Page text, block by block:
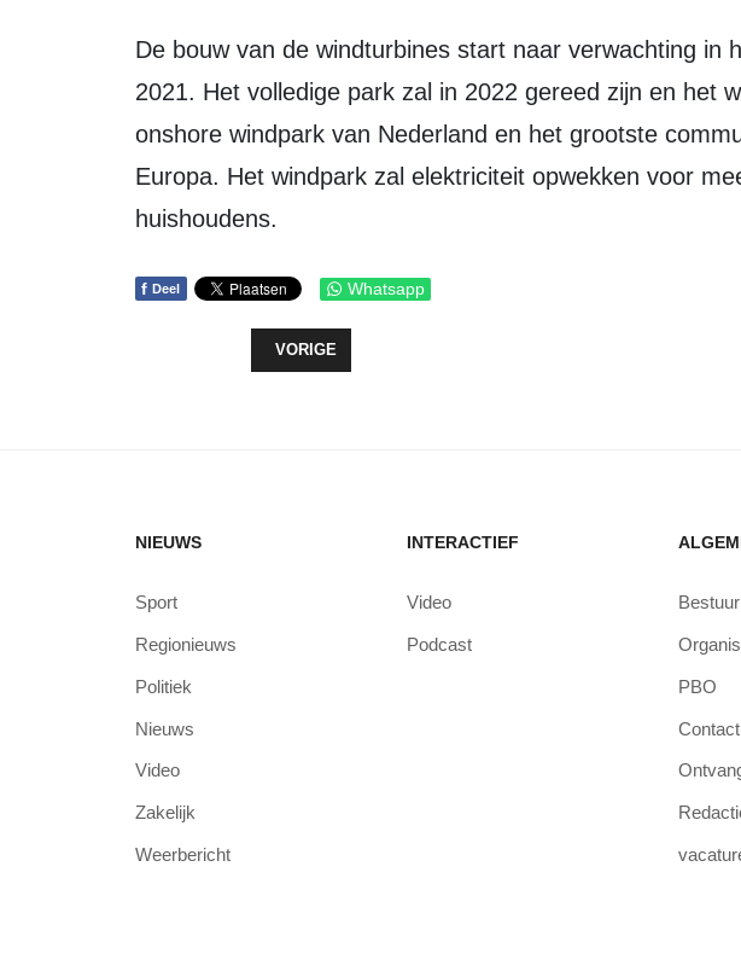
De bouw van de windturbines start naar verwachting in het eerste kwartaal van
2021. Het volledige park zal in 2022 gereed zijn en het
onshore windpark van Nederland en het grootste
Europa. Het windpark zal elektriciteit opwekken voor
huishoudens.
f Deel Whatsapp
VORIG ARTIKEL: VV ZEEWOLDE BEDANKT VRIJWILLIGERS
VORIGE
NIEUWS
Sport
Regionieuws
Politiek
Nieuws
Video
Zakelijk
Weerbericht
INTERACTIEF
Video
Podcast
Bestuur
PBO
Contact